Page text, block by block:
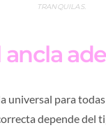
TRANQUILAS.
ancla
universal para
depende del